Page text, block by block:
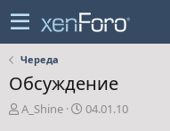
Череда
Обсуждение
А
A_Shine
Д
04.01.10